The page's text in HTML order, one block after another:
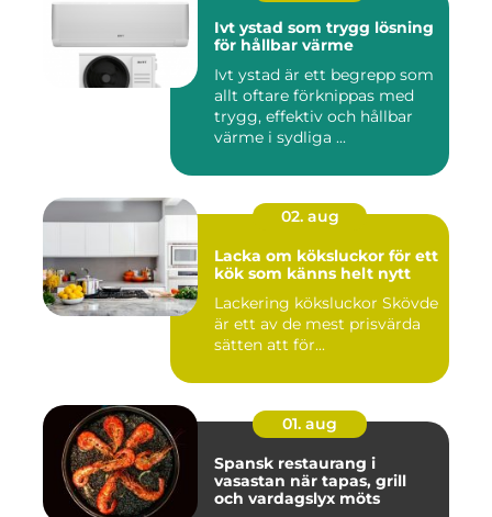
Ivt ystad som trygg lösning
för hållbar värme
Ivt ystad är ett begrepp som
allt oftare förknippas med
trygg, effektiv och hållbar
värme i sydliga ...
02. aug
Lacka om köksluckor för ett
kök som känns helt nytt
Lackering köksluckor Skövde
är ett av de mest prisvärda
sätten att för...
01. aug
Spansk restaurang i
vasastan när tapas, grill
och vardagslyx möts